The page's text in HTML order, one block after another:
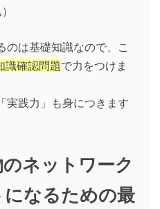
のは基礎知識なので、こ
識確認問題で力をつけま
実践力」も身につきます
ネットワーク
なるための最